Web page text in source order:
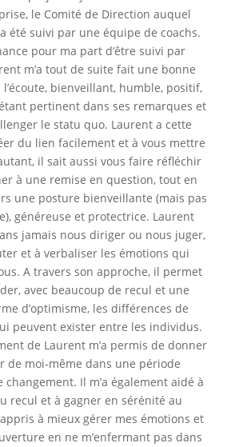
le Comité de Direction auquel
été suivi par une équipe de coachs.
pour ma part d’être suivi par
m’a tout de suite fait une bonne
bienveillant, humble, positif,
pertinent dans ses remarques et
le statu quo. Laurent a cette
du lien facilement et à vous mettre
il sait aussi vous faire réfléchir
à une remise en question, tout en
une posture bienveillante (mais pas
généreuse et protectrice. Laurent
jamais nous diriger ou nous juger,
et à verbaliser les émotions qui
A travers son approche, il permet
avec beaucoup de recul et une
d’optimisme, les différences de
peuvent exister entre les individus.
de Laurent m’a permis de donner
de moi-même dans une période
Il m’a également aidé à
recul et à gagner en sérénité au
appris à mieux gérer mes émotions et
en ne m’enfermant pas dans